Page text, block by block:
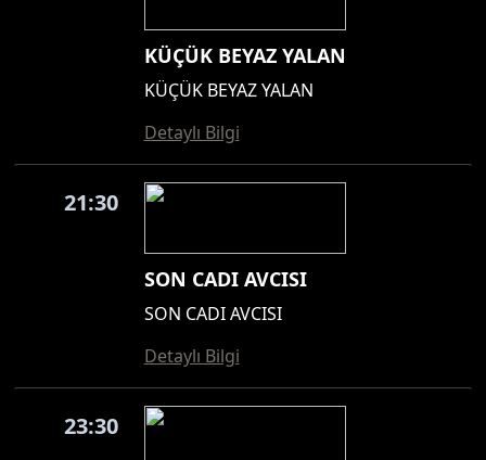
KÜÇÜK BEYAZ YALAN
KÜÇÜK BEYAZ YALAN
Detaylı Bilgi
21:30
SON CADI AVCISI
SON CADI AVCISI
Detaylı Bilgi
23:30